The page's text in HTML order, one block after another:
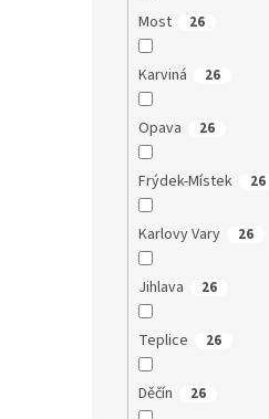
Most 26
Karviná 26
Opava 26
Frýdek-Místek 26
Karlovy Vary 26
Jihlava 26
Teplice 26
Děčín 26